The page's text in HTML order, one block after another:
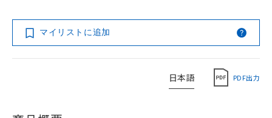
マイリストに追加
日本語 PDF出力